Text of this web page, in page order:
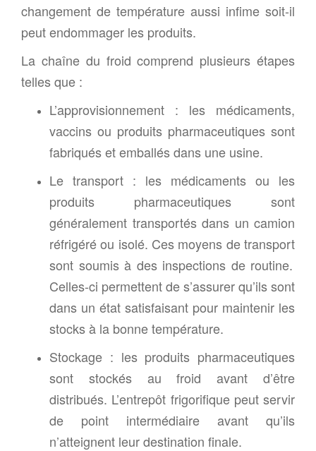
changement de température aussi infime soit-il
peut endommager les produits.
La chaîne du froid comprend plusieurs étapes
telles que :
L’approvisionnement : les médicaments,
vaccins ou produits pharmaceutiques sont
fabriqués et emballés dans une usine.
Le transport : les médicaments ou les
produits pharmaceutiques sont
généralement transportés dans un camion
réfrigéré ou isolé. Ces moyens de transport
sont soumis à des inspections de routine.
Celles-ci permettent des’assurer qu’ils sont
dans un état satisfaisant pour maintenir les
stocks à la bonne température.
Stockage : les produits pharmaceutiques
sont stockés au froid avant d’être
distribués. L’entrepôt frigorifique peut servir
de point intermédiaire avant qu’ils
n’atteignent leur destination finale.